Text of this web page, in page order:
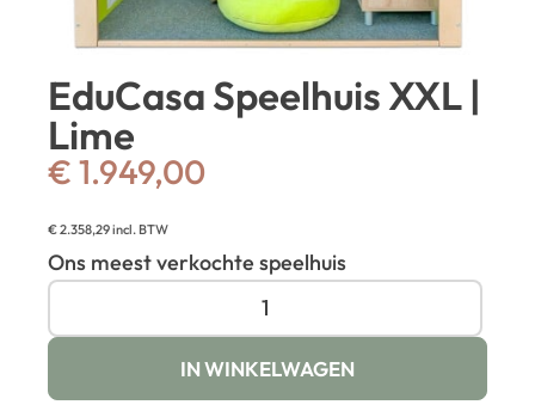
EduCasa Speelhuis XXL |
Lime
€ 1.949,00
€2.358,29incl. BTW
Ons meest verkochte speelhuis
IN WINKELWAGEN